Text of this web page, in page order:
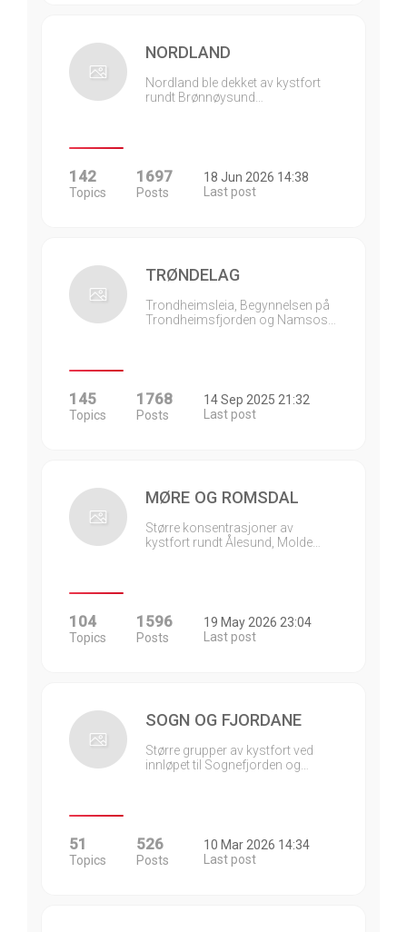
NORDLAND
Nordland ble dekket av kystfort
rundt Brønnøysund…
142
Topics
1697
Posts
18 Jun 2026 14:38
Last post
TRØNDELAG
Trondheimsleia, Begynnelsen på
Trondheimsfjorden og Namsos…
145
Topics
1768
Posts
14 Sep 2025 21:32
Last post
MØRE OG ROMSDAL
Større konsentrasjoner av
kystfort rundt Ålesund, Molde…
104
Topics
1596
Posts
19 May 2026 23:04
Last post
SOGN OG FJORDANE
Større grupper av kystfort ved
innløpet til Sognefjorden og…
51
Topics
526
Posts
10 Mar 2026 14:34
Last post